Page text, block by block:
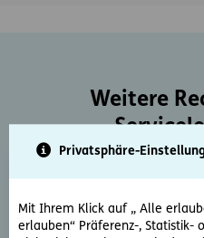
Privatsphäre-
Mit Ihrem Klick auf „ Alle
erlauben“ Präferenz-, Statistik-
Weitere